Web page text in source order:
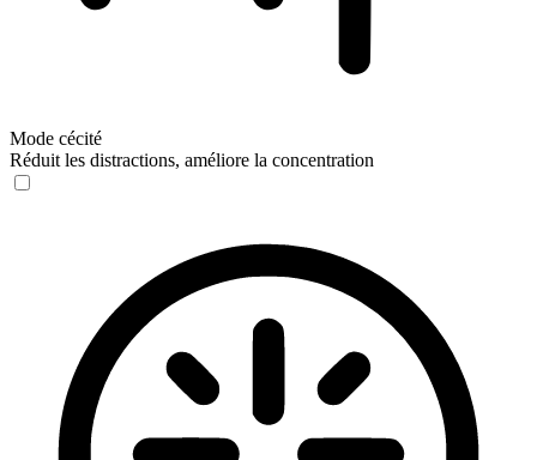
Mode cécité
Réduit les distractions, améliore la concentration